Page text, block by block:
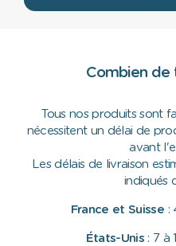
Combien de
Tous nos produits sont
nécessitent un délai de
avant
Les délais de livraison
indiqués
France et Suisse :
États-Unis : 7 à